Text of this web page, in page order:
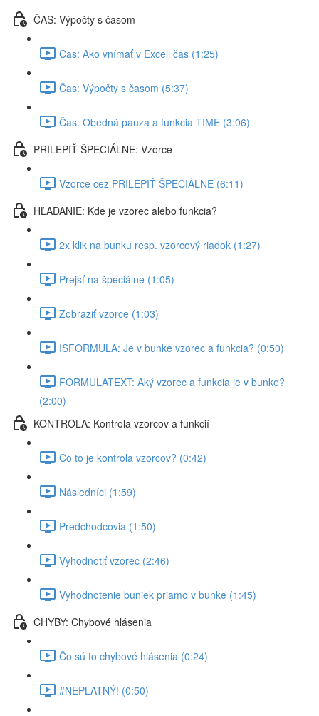
ČAS: Výpočty s časom
Čas: Ako vnímať v Exceli čas (1:25)
Čas: Výpočty s časom (5:37)
Čas: Obedná pauza a funkcia TIME (3:06)
PRILEPIŤ ŠPECIÁLNE: Vzorce
Vzorce cez PRILEPIŤ ŠPECIÁLNE (6:11)
HĽADANIE: Kde je vzorec alebo funkcia?
2x klik na bunku resp. vzorcový riadok (1:27)
Prejsť na špeciálne (1:05)
Zobraziť vzorce (1:03)
ISFORMULA: Je v bunke vzorec a funkcia? (0:50)
FORMULATEXT: Aký vzorec a funkcia je v bunke?
(2:00)
KONTROLA: Kontrola vzorcov a funkcií
Čo to je kontrola vzorcov? (0:42)
Následníci (1:59)
Predchodcovia (1:50)
Vyhodnotiť vzorec (2:46)
Vyhodnotenie buniek priamo v bunke (1:45)
CHYBY: Chybové hlásenia
Čo sú to chybové hlásenia (0:24)
#NEPLATNÝ! (0:50)